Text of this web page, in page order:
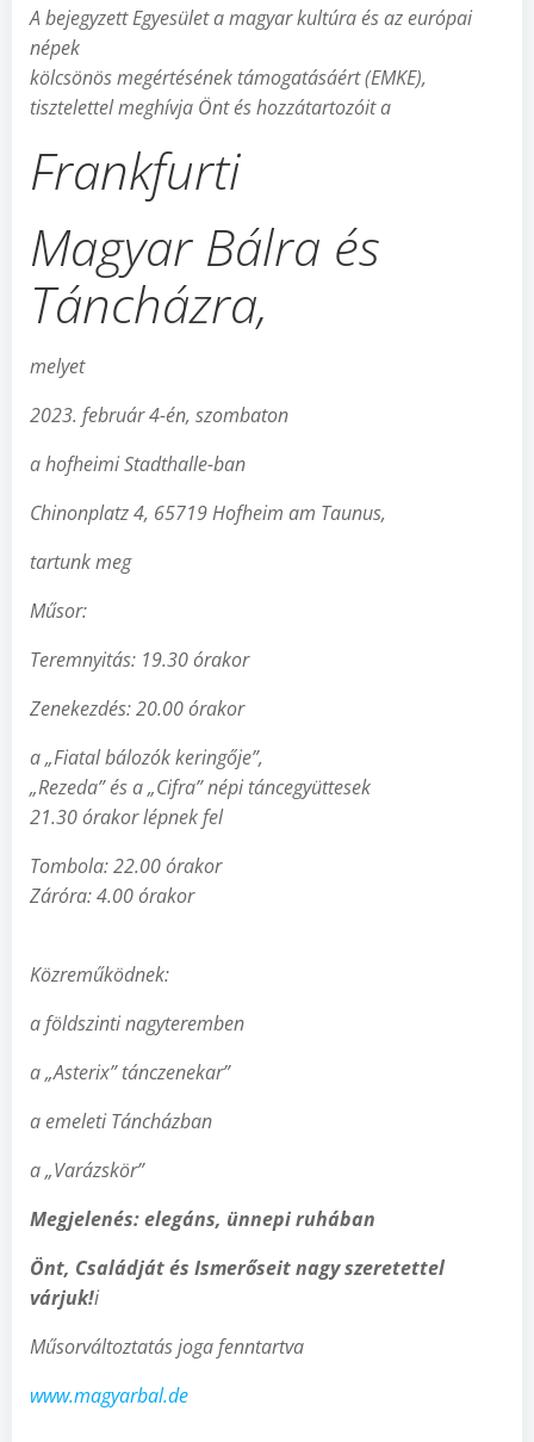
A bejegyzett Egyesület a magyar kultúra és az európai
népek
kölcsönös megértésének támogatásáért (EMKE),
tisztelettel meghívja Önt és hozzátartozóit a
Frankfurti
Magyar Bálra és
Táncházra,
melyet
2023. február 4-én, szombaton
a hofheimi Stadthalle-ban
Chinonplatz 4, 65719 Hofheim am Taunus,
tartunk meg
Műsor:
Teremnyitás: 19.30 órakor
Zenekezdés: 20.00 órakor
a „Fiatal bálozók keringője”,
„Rezeda” és a „Cifra” népi táncegyüttesek
21.30 órakor lépnek fel
Tombola: 22.00 órakor
Záróra: 4.00 órakor
Közreműködnek:
a földszinti nagyteremben
a „Asterix” tánczenekar”
a emeleti Táncházban
a „Varázskör”
Megjelenés: elegáns, ünnepi ruhában
Önt, Családját és Ismerőseit nagy szeretettel
várjuk!i
Műsorváltoztatás joga fenntartva
www.magyarbal.de